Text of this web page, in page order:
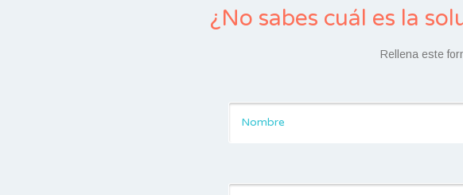
¿No sabes cuál es la
Rellena este